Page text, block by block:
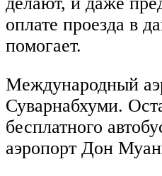
оплате проезда в
помогает.
Международный
Суварнабхуми.
бесплатного
аэропорт Дон